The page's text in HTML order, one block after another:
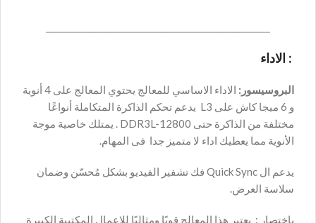
: الاداء
البروسيسور:
الاداء الاساسي للمعالج يحتوي المعالج على 4 أنوية
و 6 ميجا كاش على L3 يدعم تحكم الذاكرة المتكاملة أنواعًا
مختلفة من الذاكرة حتى DDR3L-12800 . يمتلك خاصية موجة
الأنوية مما يعطيك اداء لا متميز جدا فى المهام.
يدعم ال Quick Sync فك تشفير الفيديو بشكل مُحسّن وضمان
سلاسة العرض.
باختصار : يعتبر هذا المعالج قويًا ومثاليًا للاعمال المكتبية الكبيرة